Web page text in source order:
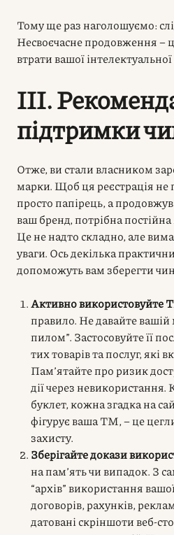
Тому ще раз наголошуємо:
Несвоєчасне продовження –
втрати вашої інтелектуальної
III.
підтримки
Отже, ви стали власником
марки. Щоб ця реєстрація не
просто папірець, а
ваш бренд, потрібна постійна
Це не надто складно, але
уваги. Ось декілька
допоможуть вам зберегти
Активно використовуйте
правило. Не давайте
пилом”. Застосовуйте її
тих товарів та послуг, які
Пам’ятайте про ризик
дії через
буклет, кожна згадка на
фігурує ваша ТМ, – це
захисту.
Зберігайте докази
на пам’ять чи випадок. З
“архів” використання
договорів, рахунків,
датовані скріншоти веб-